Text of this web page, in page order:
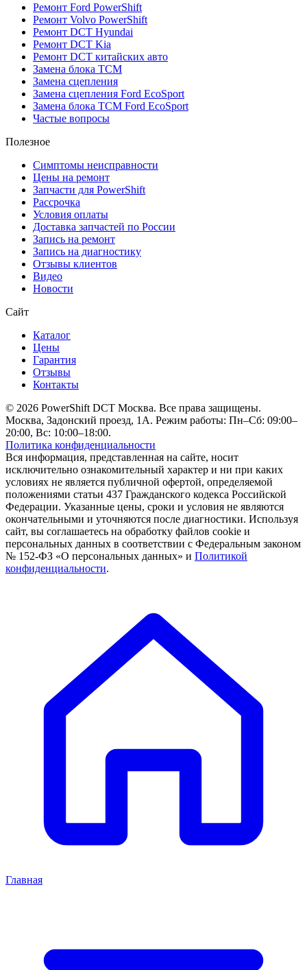
Ремонт Ford PowerShift
Ремонт Volvo PowerShift
Ремонт DCT Hyundai
Ремонт DCT Kia
Ремонт DCT китайских авто
Замена блока TCM
Замена сцепления
Замена сцепления Ford EcoSport
Замена блока TCM Ford EcoSport
Частые вопросы
Полезное
Симптомы неисправности
Цены на ремонт
Запчасти для PowerShift
Рассрочка
Условия оплаты
Доставка запчастей по России
Запись на ремонт
Запись на диагностику
Отзывы клиентов
Видео
Новости
Сайт
Каталог
Цены
Гарантия
Отзывы
Контакты
© 2026 PowerShift DCT Москва. Все права защищены.
Москва, Задонский проезд, 1А. Режим работы: Пн–Сб: 09:00–
20:00, Вс: 10:00–18:00.
Политика конфиденциальности
Вся информация, представленная на сайте, носит
исключительно ознакомительный характер и ни при каких
условиях не является публичной офертой, определяемой
положениями статьи 437 Гражданского кодекса Российской
Федерации. Указанные цены, сроки и условия не являются
окончательными и уточняются после диагностики. Используя
сайт, вы соглашаетесь на обработку файлов cookie и
персональных данных в соответствии с Федеральным законом
№ 152-ФЗ «О персональных данных» и Политикой
конфиденциальности.
Главная